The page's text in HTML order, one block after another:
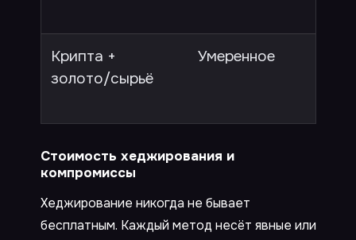
Крипта +
золото/сырьё
Умеренное
Стоимость хеджирования и
компромиссы
Хеджирование никогда не бывает
бесплатным. Каждый метод несёт явные или